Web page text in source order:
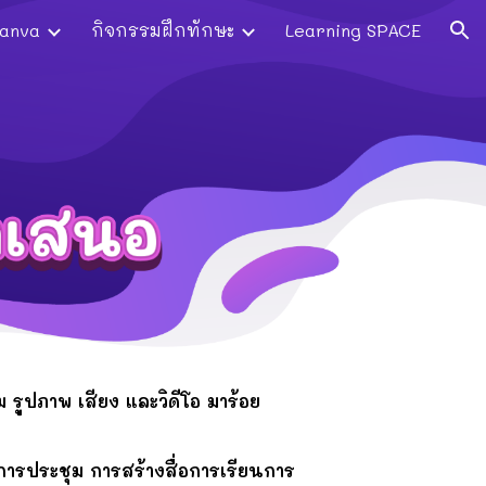
กิจกรรมฝึกทักษะ Learning SPACE
ปภาพ เสียง และวิดีโอ มาร้อย
รประชุม การสร้างสื่อการเรียนการ